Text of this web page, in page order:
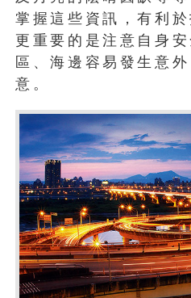
掌握這些資訊，有利於
更重要的是注意自身
區、海邊容易發生意
意。